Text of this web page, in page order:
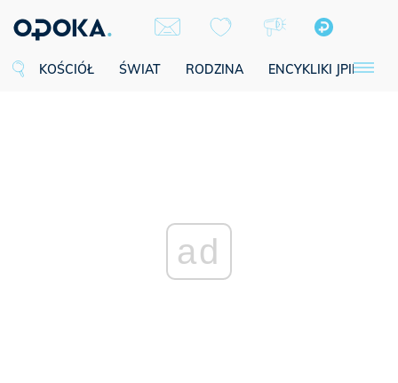
KOŚCIÓŁ ŚWIAT RODZINA ENCYKLIKI JPII
ad